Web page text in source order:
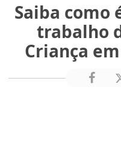
Saiba como
trabalho
Criança